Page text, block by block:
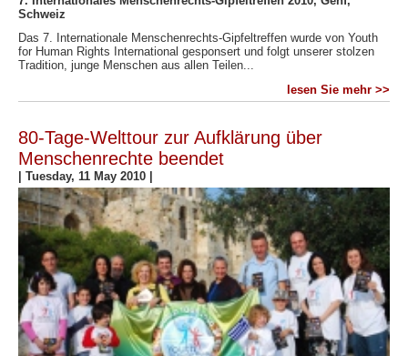
Schweiz
Das 7. Internationale Menschenrechts-Gipfeltreffen wurde von Youth
for Human Rights International gesponsert und folgt unserer stolzen
Tradition, junge Menschen aus allen Teilen...
lesen Sie mehr >>
80-Tage-Welttour zur Aufklärung über
Menschenrechte beendet
Tuesday, 11 May 2010